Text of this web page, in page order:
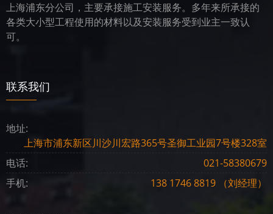
上海浦东分公司，主要承接施工安装服务。多年来所承接的
各类大小型工程使用的材料以及安装服务受到业主一致认
可。
联系我们
地址:
上海市浦东新区川沙川宏路365号圣御工业园7号楼328室
电话:
021-58380679
手机:
138 1746 8819 （刘经理）